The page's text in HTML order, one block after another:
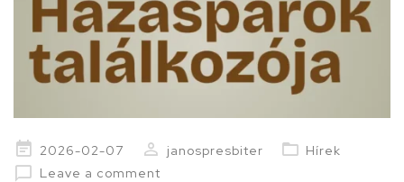
Posted
on
2026-02-07 janospresbiter
Hírek
Leave a comment